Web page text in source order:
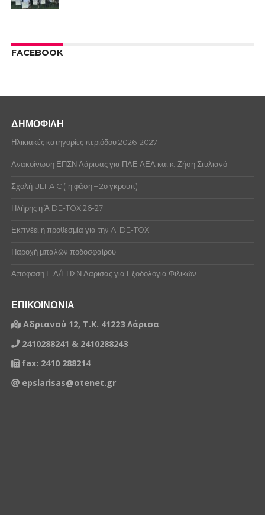
FACEBOOK
ΔΗΜΟΦΙΛΗ
Ηλικιακές κατηγορίες περιόδου 2026-2027
Ανακοίνωση ΕΠΣΝ Λάρισας για ΠΑΕ ΑΕΛ και κ. Ζήση Στυλιανό.
Σχολή UEFA C (1η φάση – 2ο γκρουπ)
Πλήρης η Ά DE-TOX 26-27
Εκπνέει η προθεσμία για την A’ DE-TOX
Παροχή μπαλών ποδοσφαίρου
Απόφαση Ε.Δ/ΕΠΣΝ Λάρισας για Εξοδολόγια Φιλικών
ΕΠΙΚΟΙΝΩΝΙΑ
Αδριανού 12, Τ.Κ. 41223 Λάρισα
2410288241 & 2410288243
fax: 2410 288214
epslarisas@otenet.gr